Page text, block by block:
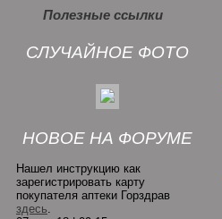
Полезные ссылки
СЛУЧАЙНОЕ ФОТО
НОВОЕ НА ФОРУМЕ
Нашел инструкцию как
зарегистрировать карту
покупателя аптеки Горздрав
здесь.